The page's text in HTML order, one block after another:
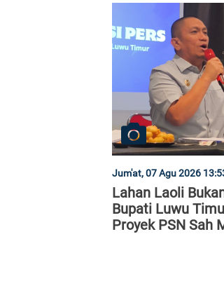
Jum'at, 07 Agu 2026
Lahan Laoli
Bupati Luwu
Proyek PSN Sah